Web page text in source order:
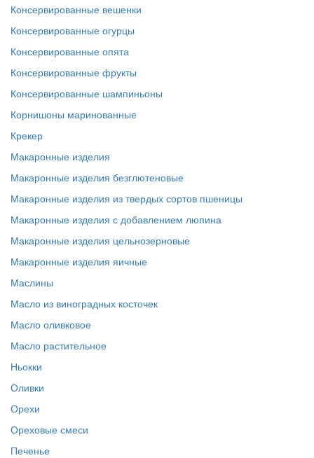
Консервированные вешенки
Консервированные огурцы
Консервированные опята
Консервированные фрукты
Консервированные шампиньоны
Корнишоны маринованные
Крекер
Макаронные изделия
Макаронные изделия безглютеновые
Макаронные изделия из твердых сортов пшеницы
Макаронные изделия с добавлением люпина
Макаронные изделия цельнозерновые
Макаронные изделия яичные
Маслины
Масло из виноградных косточек
Масло оливковое
Масло растительное
Ньокки
Оливки
Орехи
Ореховые смеси
Печенье